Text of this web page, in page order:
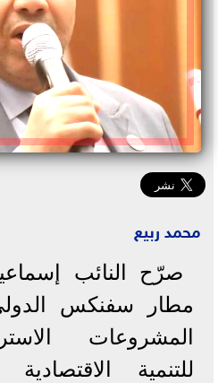
محمد ربيع
صرّح النائب
مطار سفنكس
المشروعات
للتنمية